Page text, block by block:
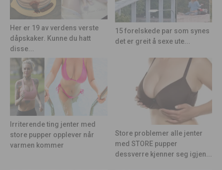
Her er 19 av verdens verste
dåpskaker. Kunne du hatt
disse...
15 forelskede par som synes
det er greit å sexe ute...
Irriterende ting jenter med
store pupper opplever når
varmen kommer
Store problemer alle jenter
med STORE pupper
dessverre kjenner seg igjen...